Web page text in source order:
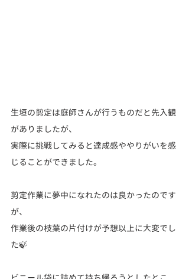
生垣の剪定は庭師さんが行うものだと先入観
がありましたが、
実際に挑戦してみると達成感ややりがいを感
じることができました。
剪定作業に夢中になれたのは良かったのです
が、
作業後の枝葉の片付けが予想以上に大変でし
た🍃